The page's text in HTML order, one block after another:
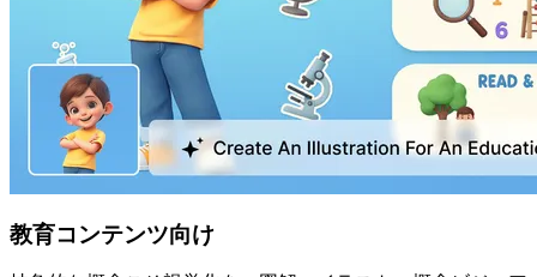
教育コンテンツ向け